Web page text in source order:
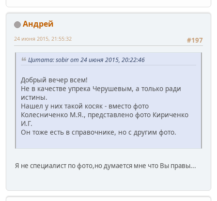
Андрей
#197
24 июня 2015, 21:55:32
Цитата: sobir от 24 июня 2015, 20:22:46
Добрый вечер всем!
Не в качестве упрека Черушевым, а только ради
истины.
Нашел у них такой косяк - вместо фото
Колесниченко М.Я., представлено фото Кириченко
И.Г.
Он тоже есть в справочнике, но с другим фото.
Я не специалист по фото,но думается мне что Вы правы...